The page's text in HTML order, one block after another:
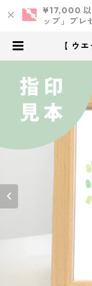
¥17,000 以
ップ」プレ
【 ウ
ング